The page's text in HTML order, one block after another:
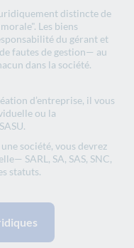
distincte de
Les biens
du gérant et
fautes de gestion— au
dans la société.
d’entreprise, il vous
ou la
société, vous devrez
SARL, SA, SAS, SNC,
statuts.